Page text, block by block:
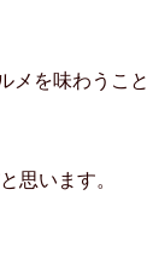
メを味わうこと
思います。